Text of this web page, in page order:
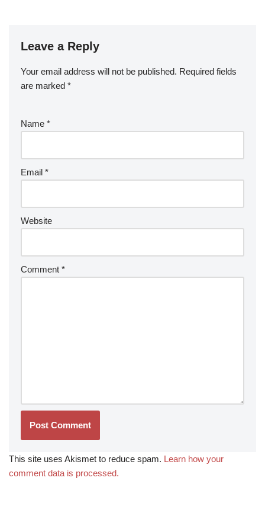
Leave a Reply
Your email address will not be published. Required fields
are marked *
Name *
Email *
Website
Comment *
This site uses Akismet to reduce spam. Learn how your
comment data is processed.